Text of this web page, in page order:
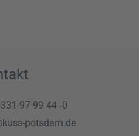
97 99 44 -0
potsdam.de